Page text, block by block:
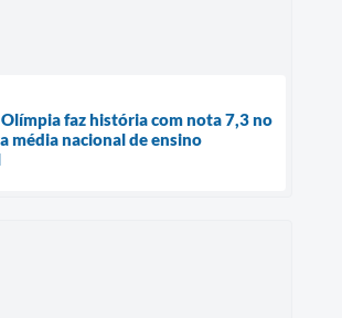
Olímpia faz história com nota 7,3 no
média nacional de ensino